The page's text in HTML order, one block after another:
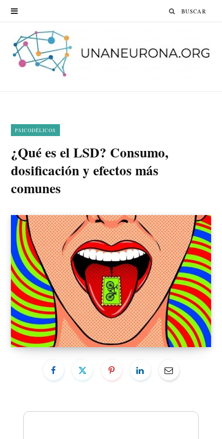
Search
PSICODÉLICOS
¿Qué es el LSD? Consumo,
dosificación y efectos más
comunes